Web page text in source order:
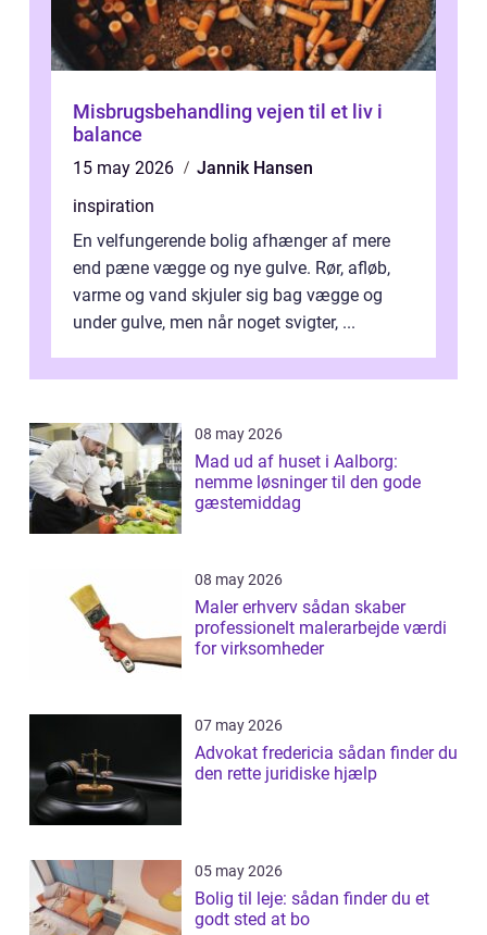
Misbrugsbehandling vejen til et liv i
balance
15 may 2026
Jannik Hansen
inspiration
En velfungerende bolig afhænger af mere
end pæne vægge og nye gulve. Rør, afløb,
varme og vand skjuler sig bag vægge og
under gulve, men når noget svigter, ...
08 may 2026
Mad ud af huset i Aalborg:
nemme løsninger til den gode
gæstemiddag
08 may 2026
Maler erhverv sådan skaber
professionelt malerarbejde værdi
for virksomheder
07 may 2026
Advokat fredericia sådan finder du
den rette juridiske hjælp
05 may 2026
Bolig til leje: sådan finder du et
godt sted at bo